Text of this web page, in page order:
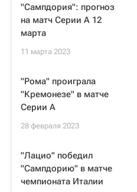
"Сампдория": прогноз
на матч Серии А 12
марта
11 марта 2023
"Рома" проиграла
"Кремонезе" в матче
Серии А
28 февраля 2023
"Лацио" победил
"Сампдорию" в матче
чемпионата Италии